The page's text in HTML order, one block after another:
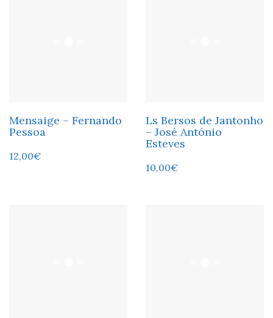
Mensaige – Fernando
Pessoa
12,00€
Ls Bersos de Jantonho
– José António
Esteves
10,00€